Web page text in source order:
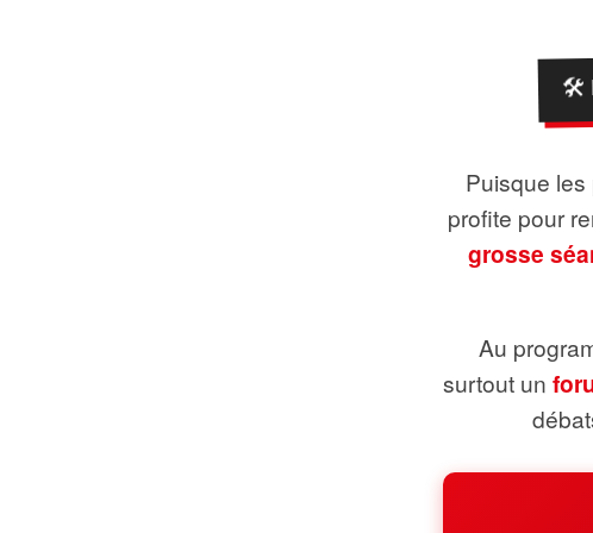
🛠️
Puisque
profite pour
grosse
Au
surtout un